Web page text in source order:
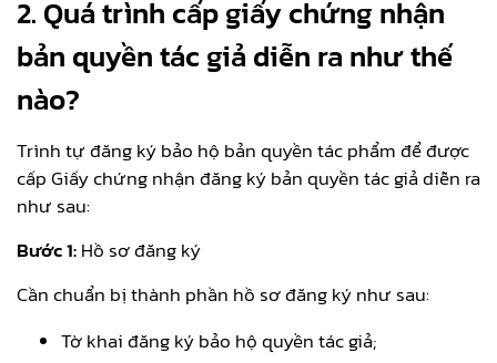
2. Quá trình cấp giấy chứng nhận
bản quyền tác giả diễn ra như thế
nào?
Trình tự đăng ký bảo hộ bản quyền tác phẩm để được
cấp Giấy chứng nhận đăng ký bản quyền tác giả diễn ra
như sau:
Bước 1:Hồ sơ đăng ký
Cần chuẩn bị thành phần hồ sơ đăng ký như sau:
Tờ khai đăng ký bảo hộ quyền tác giả;